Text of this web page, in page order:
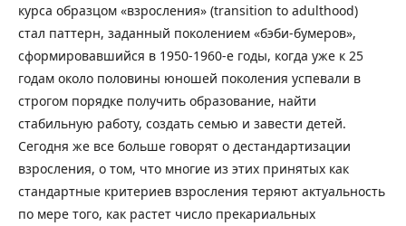
курса образцом «взросления» (transition to adulthood)
стал паттерн, заданный поколением «бэби-бумеров»,
сформировавшийся в 1950-1960-е годы, когда уже к 25
годам около половины юношей поколения успевали в
строгом порядке получить образование, найти
стабильную работу, создать семью и завести детей.
Сегодня же все больше говорят о дестандартизации
взросления, о том, что многие из этих принятых как
стандартные критериев взросления теряют актуальность
по мере того, как растет число прекариальных